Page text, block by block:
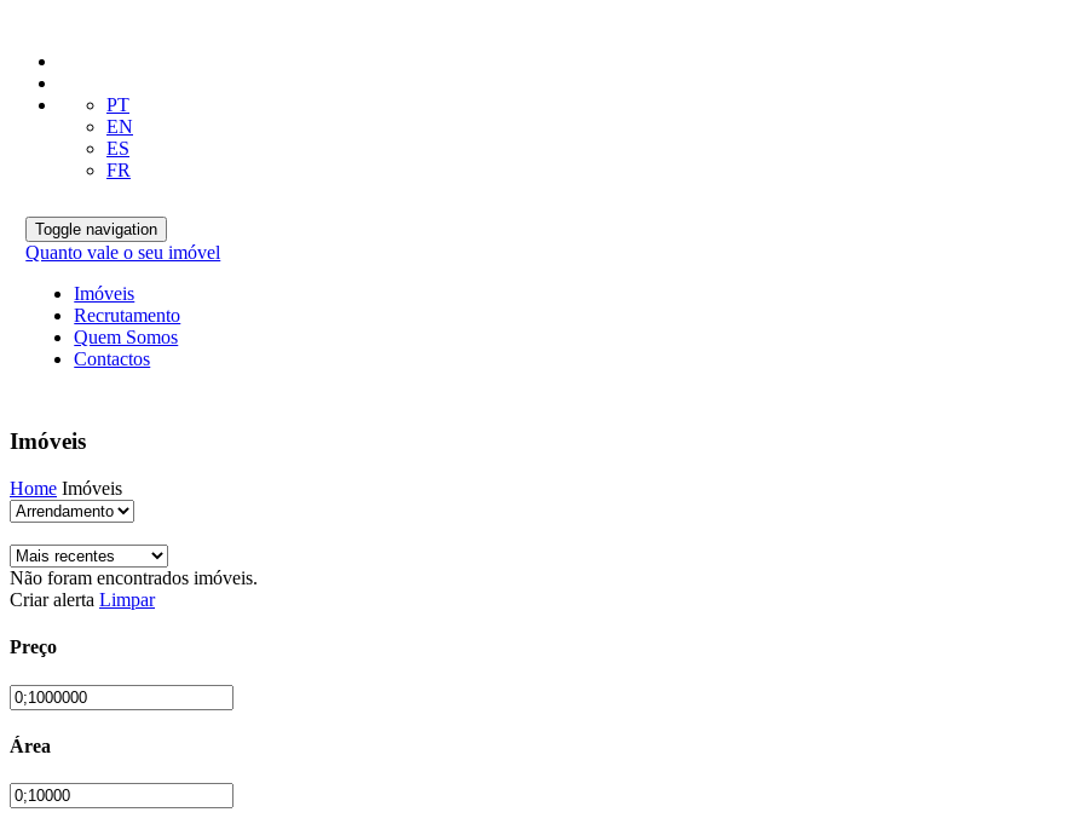
PT
EN
ES
FR
Toggle navigation
Quanto vale o seu imóvel
Imóveis
Recrutamento
Quem Somos
Contactos
Imóveis
Home Imóveis
Não foram encontrados imóveis.
Criar alerta Limpar
Preço
Área